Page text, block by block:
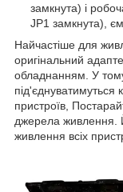
замкнута) і
JP1 замкнута),
Найчастіше для
оригінальний
обладнанням. У
під'єднуватимуться
пристроїв,
джерела живлення.
живлення всіх